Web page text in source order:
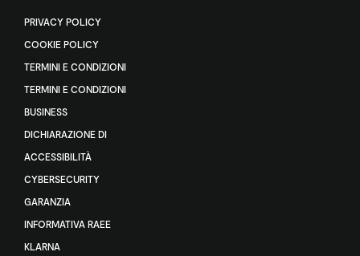
PRIVACY POLICY
COOKIE POLICY
TERMINI E CONDIZIONI
TERMINI E CONDIZIONI
BUSINESS
DICHIARAZIONE DI
ACCESSIBILITÀ
CYBERSECURITY
GARANZIA
INFORMATIVA RAEE
KLARNA